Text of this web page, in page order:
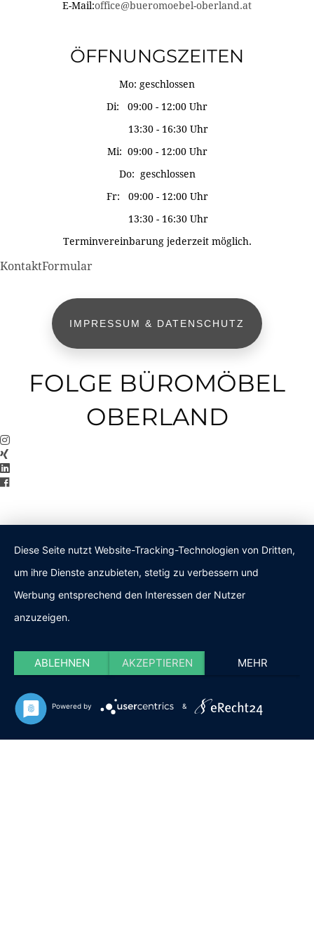
E-Mail:office@bueromoebel-oberland.at
ÖFFNUNGSZEITEN
Mo: geschlossen
Di: 09:00 - 12:00 Uhr
13:30 - 16:30 Uhr
Mi: 09:00 - 12:00 Uhr
Do: geschlossen
Fr: 09:00 - 12:00 Uhr
13:30 - 16:30 Uhr
Terminvereinbarung jederzeit möglich.
KontaktFormular
IMPRESSUM & DATENSCHUTZ
FOLGE BÜROMÖBEL
OBERLAND
Diese Seite nutzt Website-Tracking-Technologien von Dritten,
um ihre Dienste anzubieten, stetig zu verbessern und
Werbung entsprechend den Interessen der Nutzer
anzuzeigen.
ABLEHNEN AKZEPTIEREN MEHR
Powered by &